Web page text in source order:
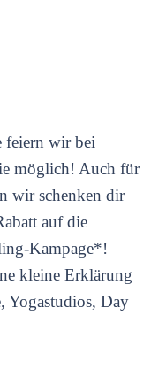
feiern wir bei
möglich! Auch für
wir schenken dir
auf die
Kampage*!
kleine Erklärung
Yogastudios, Day